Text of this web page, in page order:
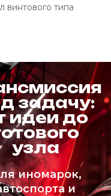
типа
задачу:
идеи до
узла
иномарок,
и